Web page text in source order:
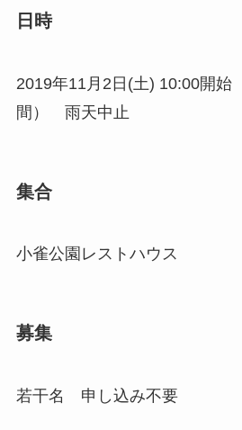
日時
2019年11月2日(土) 10:00開
間） 雨天中止
集合
小雀公園レストハウス
募集
若干名 申し込み不要